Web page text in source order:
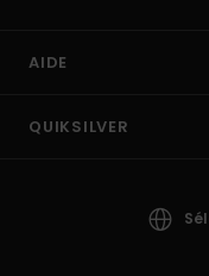
AIDE
QUIKSILVER